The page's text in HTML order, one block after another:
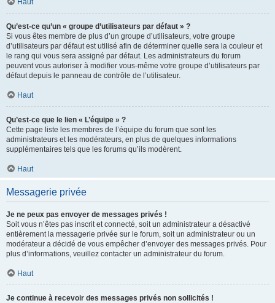
Haut
Qu’est-ce qu’un « groupe d’utilisateurs par défaut » ?
Si vous êtes membre de plus d’un groupe d’utilisateurs, votre groupe
d’utilisateurs par défaut est utilisé afin de déterminer quelle sera la couleur et
le rang qui vous sera assigné par défaut. Les administrateurs du forum
peuvent vous autoriser à modifier vous-même votre groupe d’utilisateurs par
défaut depuis le panneau de contrôle de l’utilisateur.
Haut
Qu’est-ce que le lien « L’équipe » ?
Cette page liste les membres de l’équipe du forum que sont les
administrateurs et les modérateurs, en plus de quelques informations
supplémentaires tels que les forums qu’ils modèrent.
Haut
Messagerie privée
Je ne peux pas envoyer de messages privés !
Soit vous n’êtes pas inscrit et connecté, soit un administrateur a désactivé
entièrement la messagerie privée sur le forum, soit un administrateur ou un
modérateur a décidé de vous empêcher d’envoyer des messages privés. Pour
plus d’informations, veuillez contacter un administrateur du forum.
Haut
Je continue à recevoir des messages privés non sollicités !